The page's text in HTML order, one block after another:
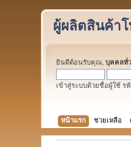
ผู้ผลิตสินค้า
ยินดีต้อนรับคุณ,บุคคลทั่
เข้าสู่ระบบด้วยชื่อผู้ใช้ ร
หน้าแรก ช่วยเหลือ